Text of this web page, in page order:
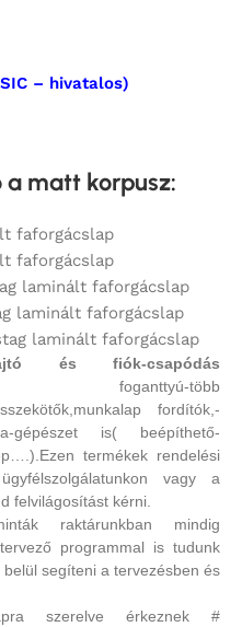
– hivatalos)
a matt korpusz:
faforgácslap
faforgácslap
laminált faforgácslap
laminált faforgácslap
laminált faforgácslap
és fiók-csapódás
foganttyú-több
fordítók,-
is( beépíthető-
termékek rendelési
vagy a
felvilágosítást kérni.
raktárunkban mindig
programmal is tudunk
segíteni a tervezésben és
szerelve érkeznek #